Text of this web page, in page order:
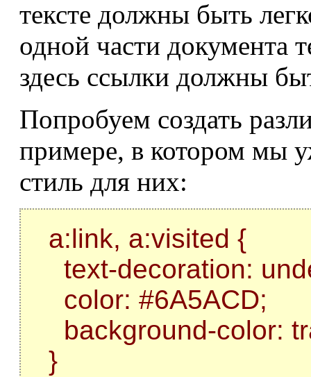
тексте должны быть
одной части документа
здесь ссылки должны
Попробуем создать
примере, в котором мы
стиль для них:
a:link, a:visited {
text-decoration:
color: #6A5ACD;
background-color:
}